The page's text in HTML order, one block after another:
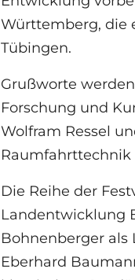
Württemberg, die
Tübingen.
Grußworte
Forschung und
Wolfram Ressel
Raumfahrttechnik
Die Reihe der
Landentwicklung
Bohnenberger als
Eberhard